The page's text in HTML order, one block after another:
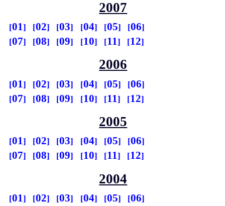
2007
01 02 03 04 05
06
07
08 09 10 11 12
2006
01 02 03 04 05
06
07
08 09 10 11 12
2005
01 02 03 04 05
06
07
08 09 10 11 12
2004
01 02 03 04 05
06